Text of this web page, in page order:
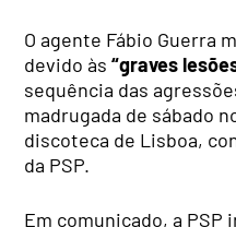
O agente Fábio Guerra
devido às “graves
sequência das
madrugada de sábado
discoteca de Lisboa,
da PSP.
Em comunicado, a PSP